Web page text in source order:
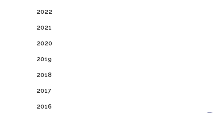
2022
2021
2020
2019
2018
2017
2016